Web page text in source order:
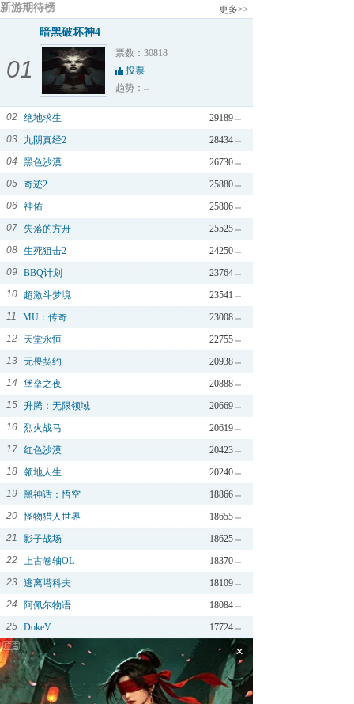
新游期待榜 更多>>
01
暗黑破坏神4
票数：30818
投票
趋势：
02 29189
绝地求生
03
28434
九阴真经2
04
26730
黑色沙漠
05
25880
奇迹2
06
25806
神佑
07
25525
失落的方舟
08
24250
生死狙击2
09
23764
BBQ计划
10
23541
超激斗梦境
11
23008
MU：传奇
12
22755
天堂永恒
13
20938
无畏契约
14
20888
堡垒之夜
15
20669
升腾：无限领域
16
20619
烈火战马
17
20423
红色沙漠
18
20240
领地人生
19
18866
黑神话：悟空
20
18655
怪物猎人世界
21
18625
影子战场
22
18370
上古卷轴OL
23
18109
逃离塔科夫
24
18084
阿佩尔物语
25
17724
DokeV
×